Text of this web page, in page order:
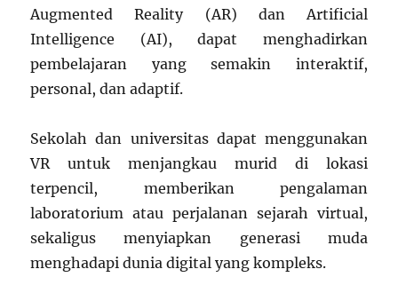
Augmented Reality (AR) dan Artificial
Intelligence (AI), dapat menghadirkan
pembelajaran yang semakin interaktif,
personal, dan adaptif.
Sekolah dan universitas dapat menggunakan
VR untuk menjangkau murid di lokasi
terpencil, memberikan pengalaman
laboratorium atau perjalanan sejarah virtual,
sekaligus menyiapkan generasi muda
menghadapi dunia digital yang kompleks.